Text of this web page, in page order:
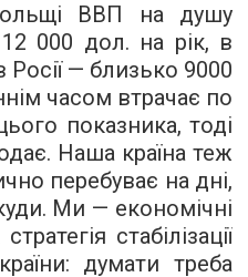
ВВП на душу
000 дол. на рік, в
Росії — близько 9000
часом втрачає по
показника, тоді
Наша країна теж
перебуває на дні,
Ми — економічні
стабілізації
думати треба